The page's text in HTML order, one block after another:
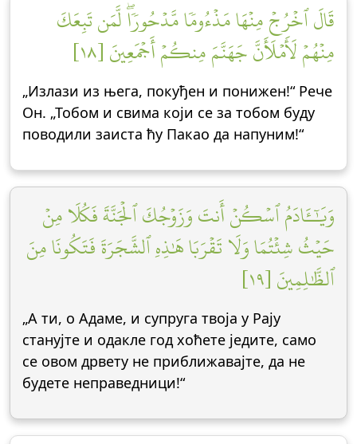
قَالَ ٱخۡرُجۡ مِنۡهَا مَذۡءُومٗا مَّدۡحُورٗاۖ لَّمَن تَبِعَكَ
مِنۡهُمۡ لَأَمۡلَأَنَّ جَهَنَّمَ مِنكُمۡ أَجۡمَعِينَ [١٨]
„Излази из њега, покуђен и понижен!“ Рече
Он. „Тобом и свима који се за тобом буду
поводили заиста ћу Пакао да напуним!“
وَيَٰٓـَٔادَمُ ٱسۡكُنۡ أَنتَ وَزَوۡجُكَ ٱلۡجَنَّةَ فَكُلَا مِنۡ
حَيۡثُ شِئۡتُمَا وَلَا تَقۡرَبَا هَٰذِهِ ٱلشَّجَرَةَ فَتَكُونَا مِنَ
ٱلظَّٰلِمِينَ [١٩]
„А ти, о Адаме, и супруга твоја у Рају
станујте и одакле год хоћете једите, само
се овом дрвету не приближавајте, да не
будете неправедници!“